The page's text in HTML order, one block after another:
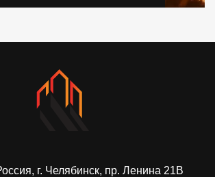
г. Челябинск, пр. Ленина 21В